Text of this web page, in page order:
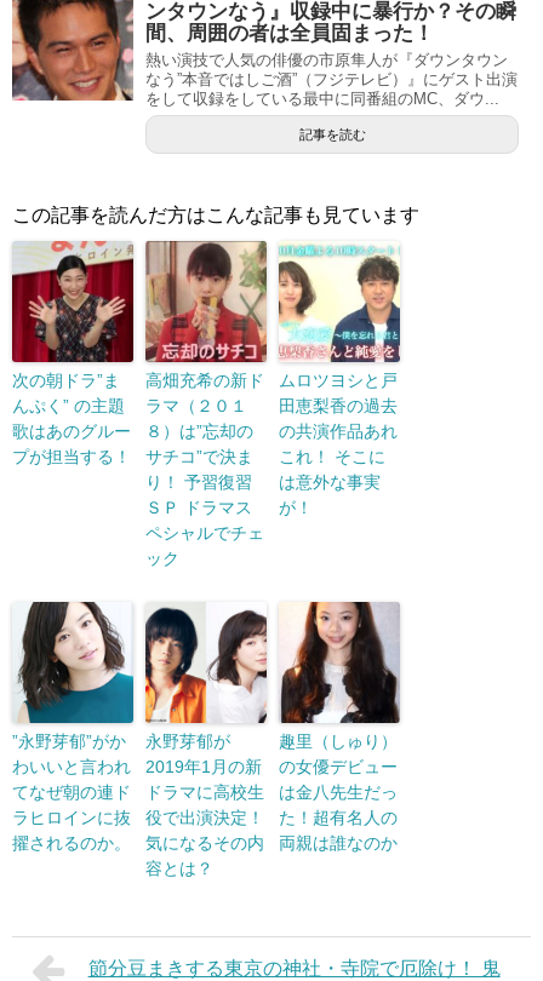
ンタウンなう』収録中に暴行か？その瞬
間、周囲の者は全員固まった！
熱い演技で人気の俳優の市原隼人が『ダウンタウン
なう”本音ではしご酒”（フジテレビ）』にゲスト出演
をして収録をしている最中に同番組のMC、ダウ...
記事を読む
この記事を読んだ方はこんな記事も見ています
次の朝ドラ”ま
んぷく” の主題
歌はあのグルー
プが担当する！
高畑充希の新ド
ラマ（２０１
８）は”忘却の
サチコ”で決ま
り！ 予習復習
ＳＰ ドラマス
ペシャルでチェ
ック
ムロツヨシと戸
田恵梨香の過去
の共演作品あれ
これ！ そこに
は意外な事実
が！
”永野芽郁”がか
わいいと言われ
てなぜ朝の連ド
ラヒロインに抜
擢されるのか。
永野芽郁が
2019年1月の新
ドラマに高校生
役で出演決定！
気になるその内
容とは？
趣里（しゅり）
の女優デビュー
は金八先生だっ
た！超有名人の
両親は誰なのか
節分豆まきする東京の神社・寺院で厄除け！ 鬼